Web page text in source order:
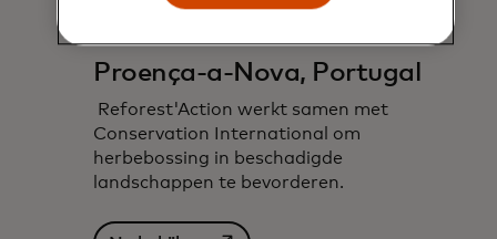
Proença-a-Nova, Portugal
Reforest'Action werkt samen met
Conservation International om
herbebossing in beschadigde
landschappen te bevorderen.